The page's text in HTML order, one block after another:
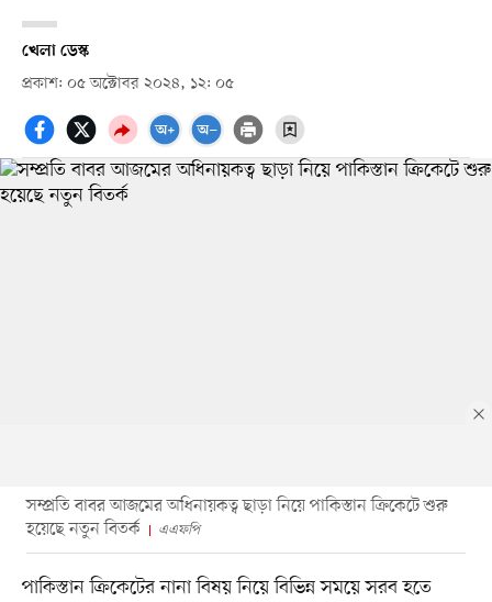
খেলা ডেস্ক
প্রকাশ: ০৫ অক্টোবর ২০২৪, ১২: ০৫
সম্প্রতি বাবর আজমের অধিনায়কত্ব ছাড়া নিয়ে পাকিস্তান ক্রিকেটে শুরু
হয়েছে নতুন বিতর্ক
এএফপি
পাকিস্তান ক্রিকেটের নানা বিষয় নিয়ে বিভিন্ন সময়ে সরব হতে